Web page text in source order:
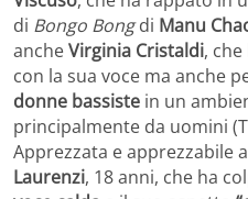
di Bongo Bongdi Manu
ancheVirginia Cristaldi,
con la sua voce ma anche
donne bassiste in un
principalmente da uomini
Apprezzata e apprezzabile
Laurenzi, 18 anni, che ha